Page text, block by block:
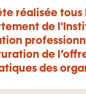
réalisée
de
de
des